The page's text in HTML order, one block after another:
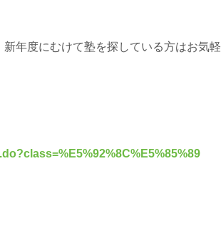
年度にむけて塾を探している方はお気軽